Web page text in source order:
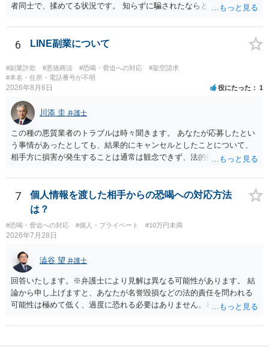
者同士で、揉めてる状況です。 知らずに騙されたならともか
というだけですから。
6 LINE副業について
#副業詐欺 #悪徳商法 #恐喝・脅迫への対応
#架空請求
#本名・住所・電話番号が不明
2026年8月6日 役にたった 1
川添 圭 弁護士
この種の悪質業者のトラブルは時々聞きます。 あなたが応募したとい
う事情があったとしても、結果的にキャンセルとしたことについて、
相手方に損害が発生することは通常は観念できず、法的措置を採って
ず、最寄りの消費生活センターへ相談し、連絡を無視してよいかどう
かのアドバイスを受けられることをお勧めします。しつこいようであ
れば、弁護士へ依頼して警告してもらうことも必要になるかもしれま
せん。
7
個人情報を渡した相手からの恐喝への対応方法
は？
#恐喝・脅迫への対応 #個人・プライベート #10万円未満
2026年7月28日
澁谷 望 弁護士
回答いたします。※弁護士により見解は異なる可能性があります。 結
論から申し上げますと、あなたが名誉毀損などの法的責任を問われる
可能性は極めて低く、過度に恐れる必要はありません。相手の行為こ
は警察の介入を恐れて逃げた可能性が高いと考えられます。 今後の具